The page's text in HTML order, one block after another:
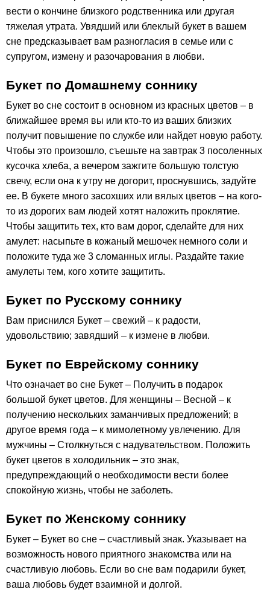
вести о кончине близкого родственника или другая
тяжелая утрата. Увядший или блеклый букет в вашем
сне предсказывает вам разногласия в семье или с
супругом, измену и разочарования в любви.
Букет по Домашнему соннику
Букет во сне состоит в основном из красных цветов – в
ближайшее время вы или кто-то из ваших близких
получит повышение по службе или найдет новую работу.
Чтобы это произошло, съешьте на завтрак 3 посоленных
кусочка хлеба, а вечером зажгите большую толстую
свечу, если она к утру не догорит, проснувшись, задуйте
ее. В букете много засохших или вялых цветов – на кого-
то из дорогих вам людей хотят наложить проклятие.
Чтобы защитить тех, кто вам дорог, сделайте для них
амулет: насыпьте в кожаный мешочек немного соли и
положите туда же 3 сломанных иглы. Раздайте такие
амулеты тем, кого хотите защитить.
Букет по Русскому соннику
Вам приснился Букет – свежий – к радости,
удовольствию; завядший – к измене в любви.
Букет по Еврейскому соннику
Что означает во сне Букет – Получить в подарок
большой букет цветов. Для женщины – Весной – к
получению нескольких заманчивых предложений; в
другое время года – к мимолетному увлечению. Для
мужчины – Столкнуться с надувательством. Положить
букет цветов в холодильник – это знак,
предупреждающий о необходимости вести более
спокойную жизнь, чтобы не заболеть.
Букет по Женскому соннику
Букет – Букет во сне – счастливый знак. Указывает на
возможность нового приятного знакомства или на
счастливую любовь. Если во сне вам подарили букет,
ваша любовь будет взаимной и долгой.